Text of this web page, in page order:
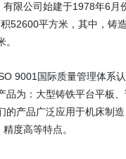
限公司始建于1978年6
积52600平方米，其中，
9001国际质量管理体系
品为：大型铸铁平台平板
的产品广泛应用于机床制
度高等特点。